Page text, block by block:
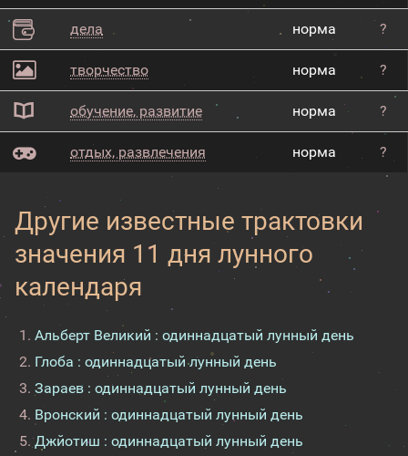
дела норма ?
творчество норма ?
обучение, развитие норма ?
отдых, развлечения норма ?
Другие известные трактовки
значения 11 дня лунного
календаря
Альберт Великий : одиннадцатый лунный день
Глоба : одиннадцатый лунный день
Зараев : одиннадцатый лунный день
Вронский : одиннадцатый лунный день
Джйотиш : одиннадцатый лунный день